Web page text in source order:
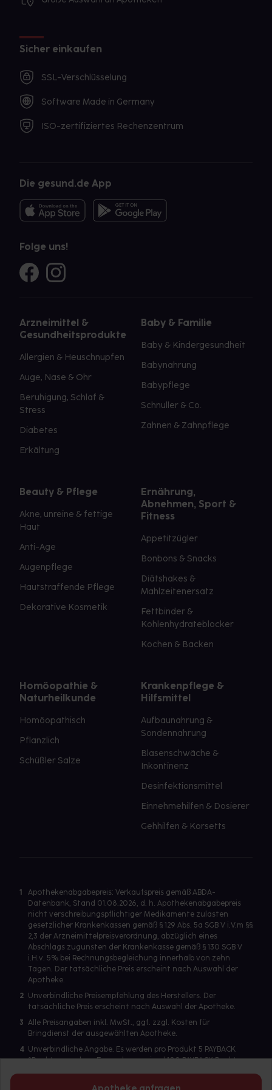
Sicher einkaufen
SSL-Verschlüsselung
Software Made in Germany
ISO-zertifiziertes Rechenzentrum
Die gesund.de App
Folge uns!
Arzneimittel &
Gesundheitsprodukte
Allergien & Heuschnupfen
Auge, Nase & Ohr
Beruhigung, Schlaf &
Stress
Diabetes
Erkältung
Baby & Familie
Baby & Kindergesundheit
Babynahrung
Babypflege
Schnuller & Co.
Zahnen & Zahnpflege
Beauty & Pflege
Akne, unreine & fettige
Haut
Anti-Age
Augenpflege
Hautstraffende Pflege
Dekorative Kosmetik
Ernährung,
Abnehmen, Sport &
Fitness
Appetitzügler
Bonbons & Snacks
Diätshakes &
Mahlzeitenersatz
Fettbinder &
Kohlenhydrateblocker
Kochen & Backen
Homöopathie &
Naturheilkunde
Homöopathisch
Pflanzlich
Schüßler Salze
Krankenpflege &
Hilfsmittel
Aufbaunahrung &
Sondennahrung
Blasenschwäche &
Inkontinenz
Desinfektionsmittel
Einnehmehilfen & Dosierer
Gehhilfen & Korsetts
1
Apothekenabgabepreis: Verkaufspreis gemäß ABDA-
Datenbank, Stand 01.08.2026, d. h. Apothekenabgabepreis
nicht verschreibungspflichtiger Medikamente zulasten
gesetzlicher Krankenkassen gemäß § 129 Abs. 5a SGB V i.V.m §§
2,3 der Arzneimittelpreisverordnung, abzüglich eines
Abschlags zugunsten der Krankenkasse gemäß § 130 SGB V
i.H.v. 5% bei Rechnungsbegleichung innerhalb von zehn
Tagen. Der tatsächliche Preis erscheint nach Auswahl der
Apotheke.
2 Unverbindliche Preisempfehlung des Herstellers. Der
tatsächliche Preis erscheint nach Auswahl der Apotheke.
3 Alle Preisangaben inkl. MwSt., ggf. zzgl. Kosten für
Bringdienst der ausgewählten Apotheke.
4 Unverbindliche Angabe. Es werden pro Produkt 5 PAYBACK
°Punkte vergeben. Es werden maximal 100 PAYBACK Punkte